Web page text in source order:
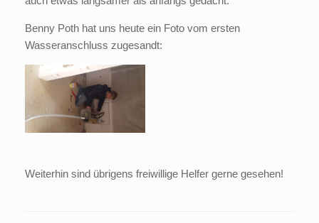
Benny Poth hat uns heute ein Foto vom ersten
Wasseranschluss zugesandt:
Weiterhin sind übrigens freiwillige Helfer gerne gesehen!